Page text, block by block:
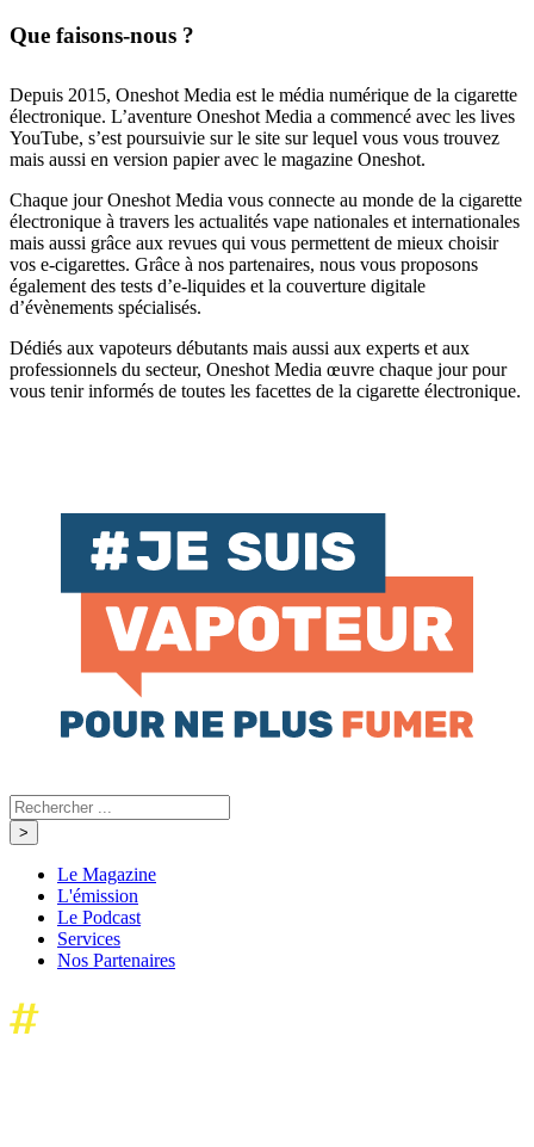
Que faisons-nous ?
Depuis 2015, Oneshot Media est le média numérique de la cigarette
électronique. L’aventure Oneshot Media a commencé avec les lives
YouTube, s’est poursuivie sur le site sur lequel vous vous trouvez
mais aussi en version papier avec le magazine Oneshot.
Chaque jour Oneshot Media vous connecte au monde de la cigarette
électronique à travers les actualités vape nationales et internationales
mais aussi grâce aux revues qui vous permettent de mieux choisir
vos e-cigarettes. Grâce à nos partenaires, nous vous proposons
également des tests d’e-liquides et la couverture digitale
d’évènements spécialisés.
Dédiés aux vapoteurs débutants mais aussi aux experts et aux
professionnels du secteur, Oneshot Media œuvre chaque jour pour
vous tenir informés de toutes les facettes de la cigarette électronique.
Le Magazine
L'émission
Le Podcast
Services
Nos Partenaires